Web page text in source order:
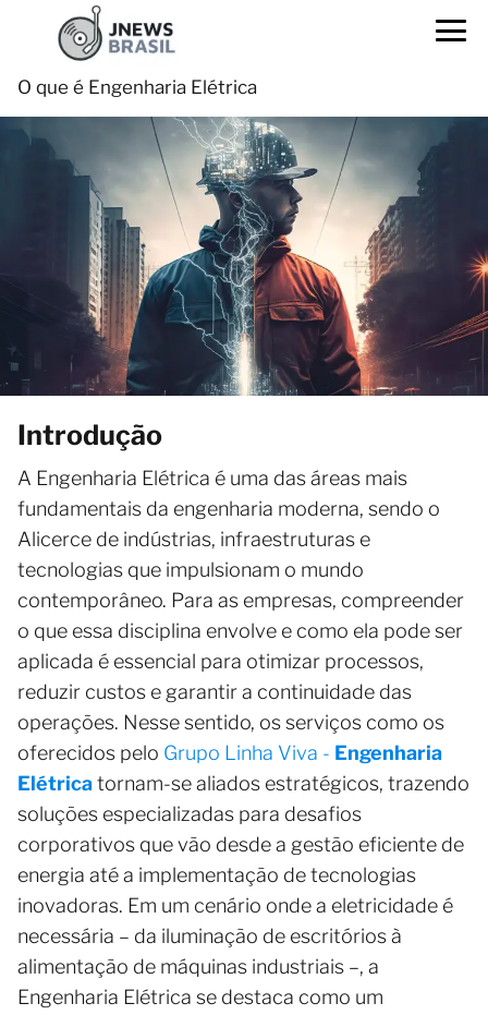
O que é Engenharia Elétrica
Introdução
A Engenharia Elétrica é uma das áreas mais
fundamentais da engenharia moderna, sendo o
Alicerce de indústrias, infraestruturas e
tecnologias que impulsionam o mundo
contemporâneo. Para as empresas, compreender
o que essa disciplina envolve e como ela pode ser
aplicada é essencial para otimizar processos,
reduzir custos e garantir a continuidade das
operações. Nesse sentido, os serviços como os
oferecidos pelo Grupo Linha Viva - Engenharia
Elétricatornam-se aliados estratégicos, trazendo
soluções especializadas para desafios
corporativos que vão desde a gestão eficiente de
energia até a implementação de tecnologias
inovadoras. Em um cenário onde a eletricidade é
necessária – da iluminação de escritórios à
alimentação de máquinas industriais –, a
Engenharia Elétrica se destaca como um